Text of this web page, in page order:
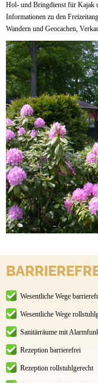
Hol- und Bringdienst für Kajak
Informationen zu den
Wandern und Geocachen,
Wesentliche Wege
Wesentliche Wege
Sanitärräume mit
Rezeption barrierefrei
Rezeption rollstuhlgerecht